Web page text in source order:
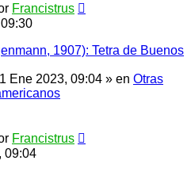
Francistrus
1907): Tetra de Buenos
Ene 2023, 09:04 » en Otras
Francistrus
09:04